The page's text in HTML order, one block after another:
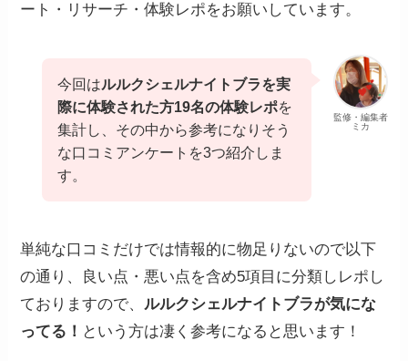
ート・リサーチ・体験レポをお願いしています。
監修・編集者
ミカ
今回はルルクシェルナイトブラを実
際に体験された方19名の体験レポを
集計し、その中から参考になりそう
な口コミアンケートを3つ紹介しま
す。
単純な口コミだけでは情報的に物足りないので以下
の通り、良い点・悪い点を含め5項目に分類しレポし
ておりますので、ルルクシェルナイトブラが気にな
ってる！ という方は凄く参考になると思います！